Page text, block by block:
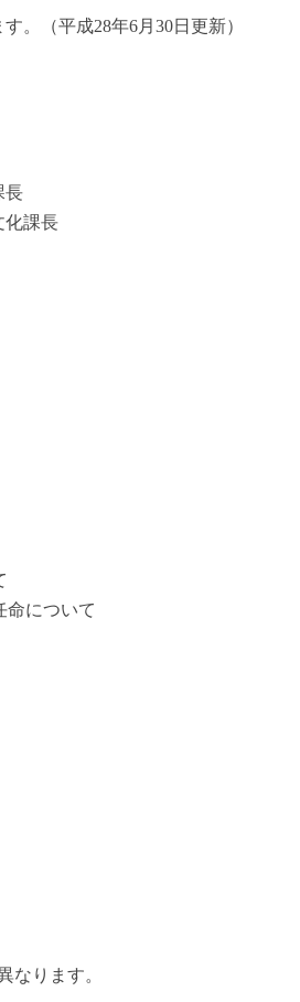
。（平成28年6月30日更新）
長
化課長
命について
なります。